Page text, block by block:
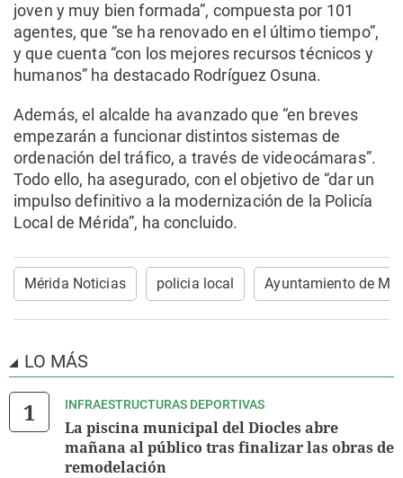
joven y muy bien formada”, compuesta por 101
agentes, que “se ha renovado en el último tiempo”,
y que cuenta “con los mejores recursos técnicos y
humanos” ha destacado Rodríguez Osuna.
Además, el alcalde ha avanzado que “en breves
empezarán a funcionar distintos sistemas de
ordenación del tráfico, a través de videocámaras”.
Todo ello, ha asegurado, con el objetivo de “dar un
impulso definitivo a la modernización de la Policía
Local de Mérida”, ha concluido.
Mérida Noticias policia local Ayuntamiento de
LO MÁS
INFRAESTRUCTURAS DEPORTIVAS
La piscina municipal del Diocles abre
mañana al público tras finalizar las obras de
remodelación